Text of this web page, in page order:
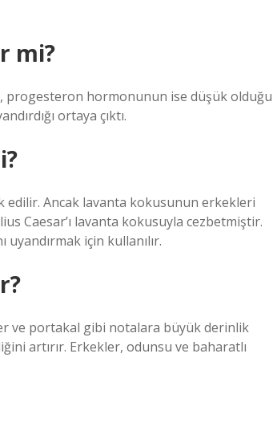
mi?
progesteron hormonunun ise düşük olduğu
ortaya çıktı.
edilir. Ancak lavanta kokusunun erkekleri
Caesar’ı lavanta kokusuyla cezbetmiştir.
için kullanılır.
ve portakal gibi notalara büyük derinlik
artırır. Erkekler, odunsu ve baharatlı